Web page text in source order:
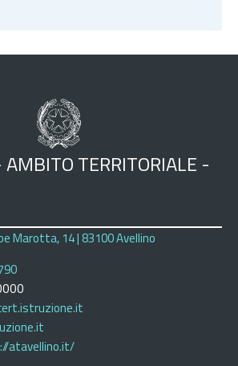
TERRITORIALE -
Marotta, 14 | 83100 Avellino
atavellino.it/